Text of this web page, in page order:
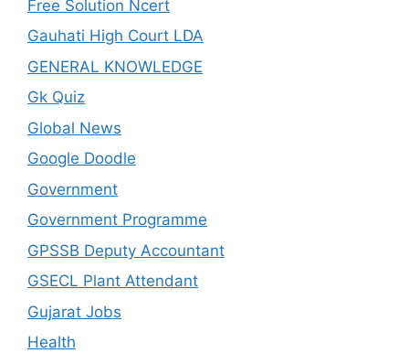
Free Solution Ncert
Gauhati High Court LDA
GENERAL KNOWLEDGE
Gk Quiz
Global News
Google Doodle
Government
Government Programme
GPSSB Deputy Accountant
GSECL Plant Attendant
Gujarat Jobs
Health